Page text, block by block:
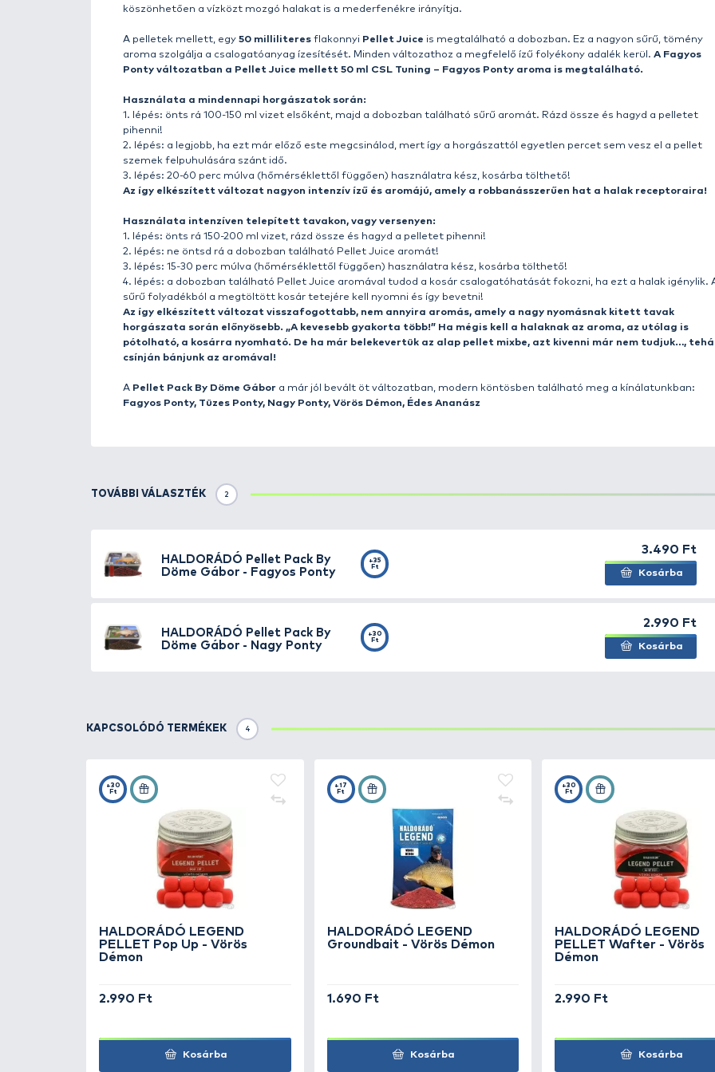
A Haldorádó Pellet Pack már 10 éve megtalálható a kínálatunkban! A pelletes pontyos
volt hazánkban. Kivitele azonban idejét múlt, így elérkezett az ideje, hogy a változó
termékcsaládunkat is megújítsuk úgy, hogy a használhatósága, és eredményessége ne
A Pellet Pack By Döme Gábor tartalma
A megújult Pellet Pack immár nem papírdobozban, hanem visszazárható műanyag
hosszabb ideig frissen tarthatjuk a bekevert etetőanyagot, és kiürülése után is
Minden változat400 grammnyi 2, 3 és 4 mm-es pellet keverékét
tartalmazza. A kisebb
évek óta jól működő etetőanyagaink legértékesebb összetevőiből épülnek fel. Olyan
A pelletek mellett, egy50 milliliteresflakonnyiPellet Juiceis megtalálható a dobozban.
Használata a mindennapi horgászatok során:
2. lépés: a legjobb, ha ezt már előző este megcsinálod, mert így a horgászattól egyetlen
szemek felpuhulására szánt idő.
Használata intenzíven telepített tavakon, vagy versenyen:
1. lépés: önts rá 150-200 ml vizet, rázd össze és hagyd a pelletet pihenni!
3. lépés: 15-30 perc múlva (hőmérséklettől függően) használatra kész, kosárba tölthető!
4. lépés: a dobozban található Pellet Juice aromával tudod a kosár csalogatóhatását
sűrű folyadékból a megtöltött kosár tetejére kell nyomni és így bevetni!
Az így elkészített változat visszafogottabb, nem annyira aromás, amely a nagy
horgászata során előnyösebb. „A kevesebb gyakorta több!” Ha mégis kell a
pótolható, a kosárra nyomható. De ha már belekevertük az alap pellet mixbe, azt
csínján bánjunk az aromával!
APellet Pack By Döme Gábora már jól bevált öt változatban, modern köntösben
Fagyos Ponty, Tüzes Ponty, Nagy Ponty, Vörös Démon, Édes Ananász